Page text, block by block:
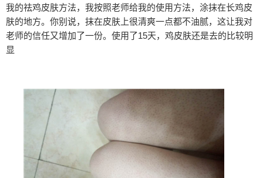
我的祛鸡皮肤方法，我按照老师给我的使用方法，涂抹在长鸡皮
肤的地方。你别说，抹在皮肤上很清爽一点都不油腻，这让我对
老师的信任又增加了一份。使用了15天，鸡皮肤还是去的比较明
显